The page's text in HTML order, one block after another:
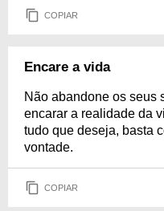
COPIAR
Encare a vida
Não abandone os seus
encarar a realidade da
tudo que deseja, basta
vontade.
COPIAR